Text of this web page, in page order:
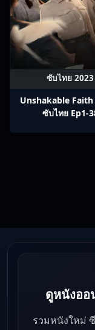
ซับไทย 2023
Unshakable Faith
ซับไทย Ep1-
ดูหนังออ
รวมหนังใหม่